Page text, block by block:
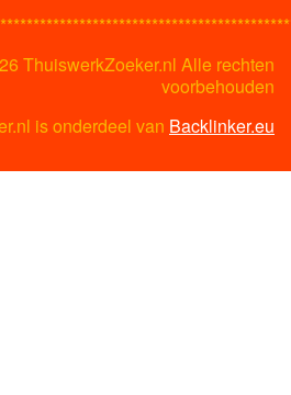
ThuiswerkZoeker.nl Alle rechten
voorbehouden
is onderdeel van Backlinker.eu